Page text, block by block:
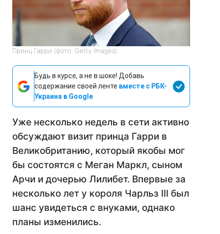
Принц Гарри (фото: Getty Images)
Будь в курсе, а не в шоке! Добавь
содержание своей ленте вместе с РБК-
Украина в Google
Уже несколько недель в сети активно
обсуждают визит принца Гарри в
Великобританию, который якобы мог
бы состоятся с Меган Маркл, сыном
Арчи и дочерью Лилибет. Впервые за
несколько лет у короля Чарльз III был
шанс увидеться с внуками, однако
планы изменились.